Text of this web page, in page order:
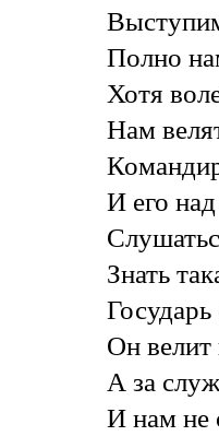
Полно
Хотя
Нам
И его
Знать
Он
А за
И нам не